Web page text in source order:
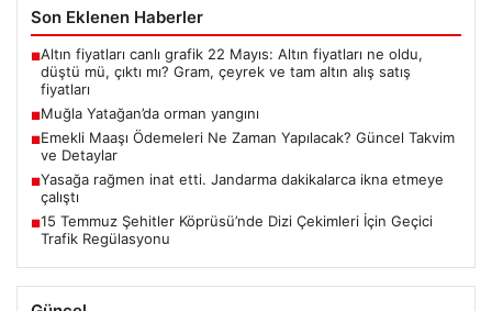
Son Eklenen Haberler
■Altın fiyatları canlı grafik 22 Mayıs: Altın fiyatları ne oldu,
düştü mü, çıktı mı? Gram, çeyrek ve tam altın alış satış
fiyatları
■Muğla Yatağan’da orman yangını
■Emekli Maaşı Ödemeleri Ne Zaman Yapılacak? Güncel Takvim
ve Detaylar
■Yasağa rağmen inat etti. Jandarma dakikalarca ikna etmeye
çalıştı
■15 Temmuz Şehitler Köprüsü’nde Dizi Çekimleri İçin Geçici
Trafik Regülasyonu